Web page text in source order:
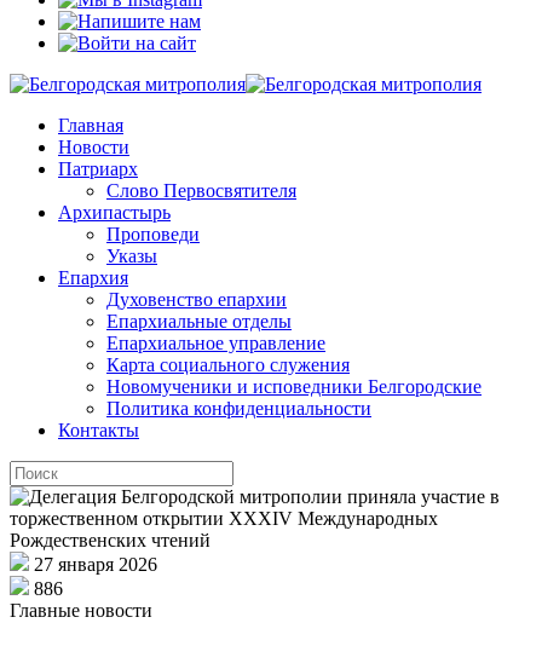
Главная
Новости
Патриарх
Слово Первосвятителя
Архипастырь
Проповеди
Указы
Епархия
Духовенство епархии
Епархиальные отделы
Епархиальное управление
Карта социального служения
Новомученики и исповедники Белгородские
Политика конфиденциальности
Контакты
27 января 2026
886
Главные новости